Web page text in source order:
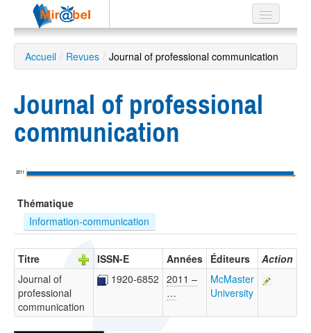
Le réseau
Soutien
Recherche
EN
ES
?
Accueil / Revues / Journal of professional communication
Journal of professional
communication
2011
Thématique
Information-communication
Titre ISSN-E Années Éditeurs
Action
Journal of
professional
communication
1920-6852 2011 –
…
McMaster
University